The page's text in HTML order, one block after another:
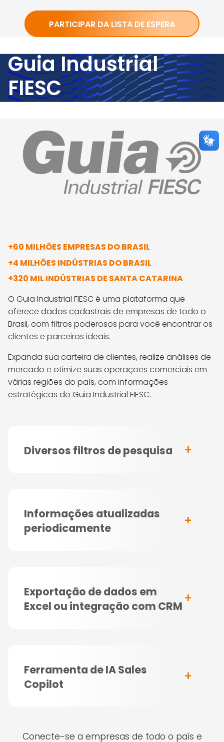
PARTICIPAR DA LISTA DE ESPERA
Guia Industrial
FIESC
+60 MILHÕES EMPRESAS DO BRASIL
+4 MILHÕES INDÚSTRIAS DO BRASIL
+320 MIL INDÚSTRIAS DE SANTA CATARINA
O Guia Industrial FIESC é uma plataforma que
oferece dados cadastrais de empresas de todo o
Brasil, com filtros poderosos para você encontrar os
clientes e parceiros ideais.
Expanda sua carteira de clientes, realize análises de
mercado e otimize suas operações comerciais em
várias regiões do país, com informações
estratégicas do Guia Industrial FIESC.
Diversos filtros de pesquisa
Informações atualizadas
periodicamente
Exportação de dados em
Excel ou integração com CRM
Ferramenta de IA Sales
Copilot
Conecte-se a empresas de todo o país e